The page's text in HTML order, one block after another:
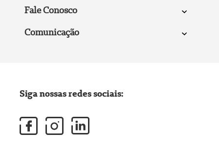
Fale Conosco
Comunicação
Siga nossas redes sociais: